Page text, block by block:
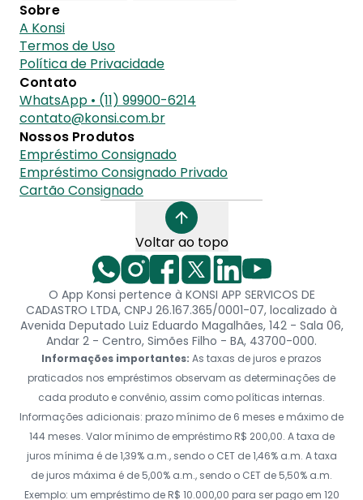
Sobre
A Konsi
Termos de Uso
Política de Privacidade
Contato
WhatsApp • (11) 99900-6214
contato@konsi.com.br
Nossos Produtos
Empréstimo Consignado
Empréstimo Consignado Privado
Cartão Consignado
Voltar ao topo
O App Konsi pertence à KONSI APP SERVICOS DE
CADASTRO LTDA, CNPJ 26.167.365/0001-07, localizado à
Avenida Deputado Luiz Eduardo Magalhães, 142 - Sala 06,
Andar 2 - Centro, Simões Filho - BA, 43700-000.
Informações importantes: As taxas de juros e prazos
praticados nos empréstimos observam as determinações de
cada produto e convênio, assim como políticas internas.
Informações adicionais: prazo mínimo de 6 meses e máximo de
144 meses. Valor mínimo de empréstimo R$ 200,00. A taxa de
juros mínima é de 1,39% a.m., sendo o CET de 1,46% a.m. A taxa
de juros máxima é de 5,00% a.m., sendo o CET de 5,50% a.m.
Exemplo: um empréstimo de R$ 10.000,00 para ser pago em 120